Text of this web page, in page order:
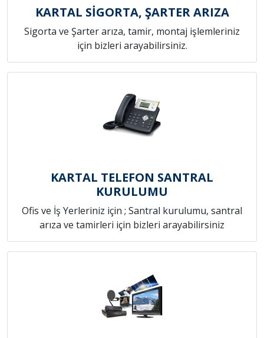
KARTAL SİGORTA, ŞARTER ARIZA
Sigorta ve Şarter arıza, tamir, montaj işlemleriniz
için bizleri arayabilirsiniz.
KARTAL TELEFON SANTRAL
KURULUMU
Ofis ve İş Yerleriniz için ; Santral kurulumu, santral
arıza ve tamirleri için bizleri arayabilirsiniz